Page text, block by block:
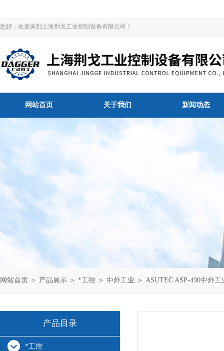
您好，欢迎来到上海荆戈工业控制设备有限公司！
网站首页 关于我们 新闻动态
网站首页 ＞ 产品展示 ＞ *工控 ＞ 中外工业 ＞ ASUTEC ASP-490中外
产品目录
*工控